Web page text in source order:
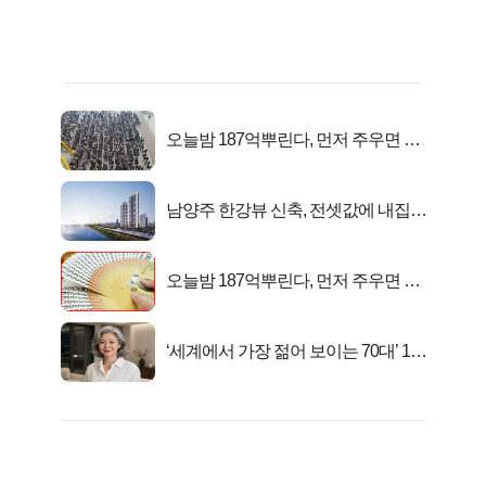
오늘밤 187억뿌린다, 먼저 주우면 최
남양주 한강뷰 신축, 전셋값에 내집마
오늘밤 187억뿌린다, 먼저 주우면 최
‘세계에서 가장 젊어 보이는 70대’ 1위